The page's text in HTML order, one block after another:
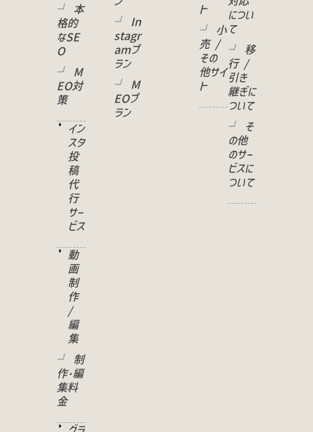
└ 本
格的
なSE
O
└ M
EO対
策
イン
スタ
投
稿
代
行
サー
ビス
動
画
制
作
/
編
集
└ 制
作･編
集料
金
└ In
stagr
amプ
ラン
└ M
EOプ
ラン
ト
└ 小
売 /
その
他サイ
ト
につい
て
└ 移
行 /
引き
継ぎに
ついて
└ そ
の他
のサー
ビスに
ついて